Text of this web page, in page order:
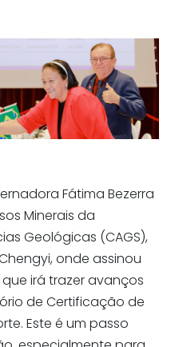
Fátima Bezerra
Minerais da
Geológicas (CAGS),
onde assinou
irá trazer avanços
de Certificação de
Este é um passo